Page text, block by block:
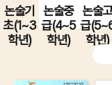
논술기
초(1~3
학년)
논술중
급(4~5
학년)
논술
급
학년)